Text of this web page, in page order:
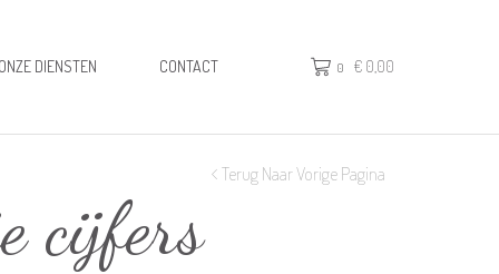
ONZE DIENSTEN CONTACT 0 € 0,00
cijfers
Terug Naar Vorige Pagina